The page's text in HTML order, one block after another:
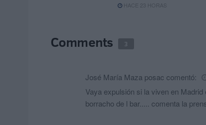
HACE 23 HORAS
Comments 3
José María Maza posac comentó:
Vaya expulsión si la viven en
borracho de l bar..... comenta